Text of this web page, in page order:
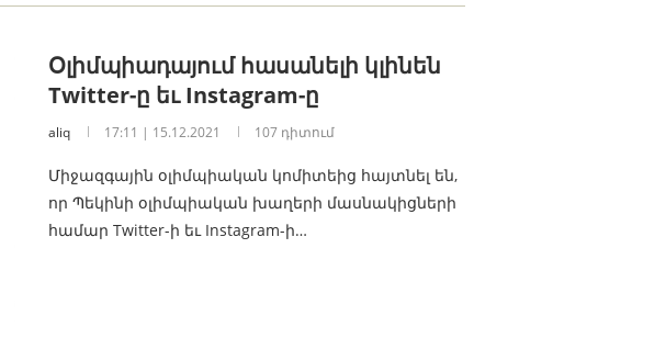
Օլիմպիադայում հասանելի կլինեն
Twitter-ը եւ Instagram-ը
aliq 17:11 | 15.12.2021 107 դիտում
Միջազգային օլիմպիական կոմիտեից հայտնել են,
որ Պեկինի օլիմպիական խաղերի մասնակիցների
համար Twitter-ի եւ Instagram-ի…